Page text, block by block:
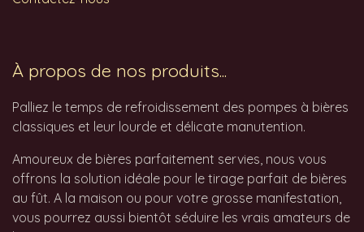
À propos de nos produits...
Palliez le temps de refroidissement des pompes à bières
classiques et leur lourde et délicate manutention.
Amoureux de bières parfaitement servies, nous vous
offrons la solution idéale pour le tirage parfait de bières
au fût. A la maison ou pour votre grosse manifestation,
vous pourrez aussi bientôt séduire les vrais amateurs de